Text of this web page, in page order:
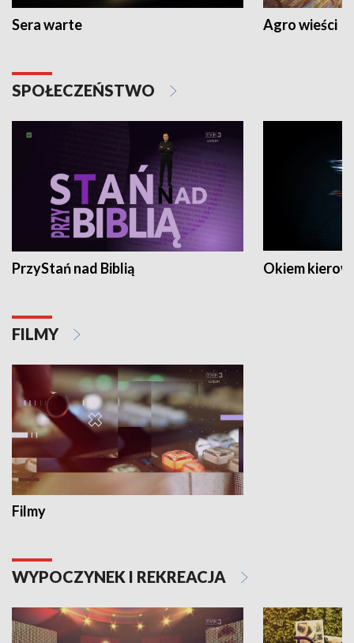
Sera warte Agro wieści
SPOŁECZEŃSTWO
PrzyStań nad Biblią Okiem
FILMY
Filmy
WYPOCZYNEK I REKREACJA